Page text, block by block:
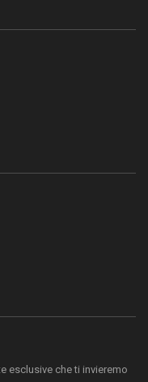
esclusive che ti invieremo